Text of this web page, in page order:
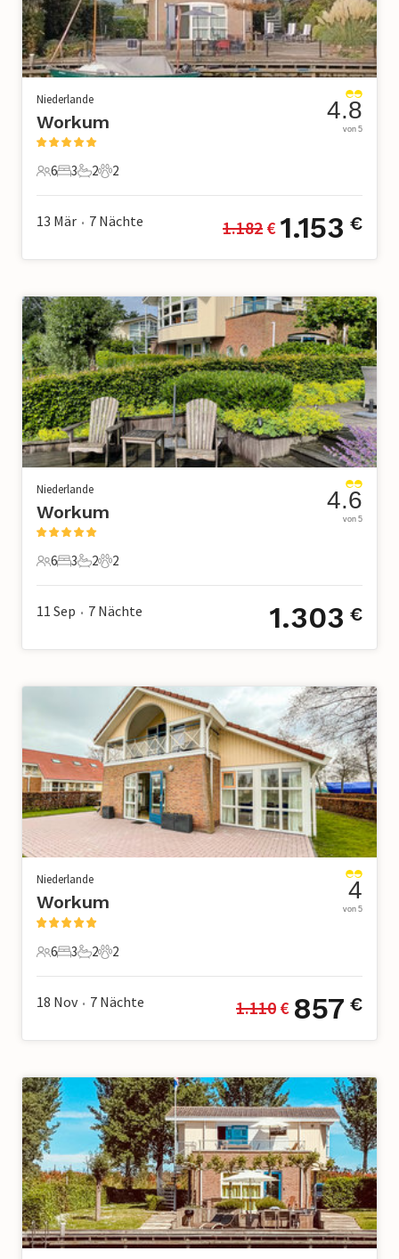
Niederlande
Workum
6 Gäste
6
3 Schlafzimmer
3
2 Badezimmer
2
2 Haustiere
2
4.8
von 5
13 Mär • 7 Nächte 1.182 € 1.153 €
Niederlande
Workum
6 Gäste
6
3 Schlafzimmer
3
2 Badezimmer
2
2 Haustiere
2
4.6
von 5
11 Sep • 7 Nächte 1.303 €
Niederlande
Workum
6 Gäste
6
3 Schlafzimmer
3
2 Badezimmer
2
2 Haustiere
2
4
von 5
18 Nov • 7 Nächte 1.110 € 857 €